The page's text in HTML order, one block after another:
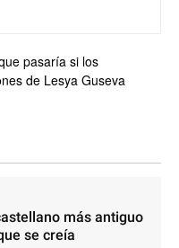
pasaría si los
de Lesya Guseva
más antiguo
se creía